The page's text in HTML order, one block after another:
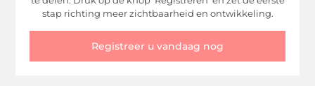
stap richting meer zichtbaarheid en ontwikkeling.
Registreer u vandaag nog